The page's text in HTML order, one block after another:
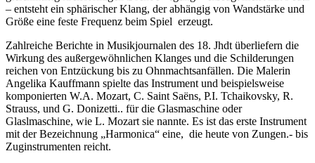
– entsteht ein sphärischer Klang, der abhängig von Wandstärke und
Größe eine feste Frequenz beim Spiel erzeugt.
Zahlreiche Berichte in Musikjournalen des 18. Jhdt überliefern die
Wirkung des außergewöhnlichen Klanges und die Schilderungen
reichen von Entzückung bis zu Ohnmachtsanfällen. Die Malerin
Angelika Kauffmann spielte das Instrument und beispielsweise
komponierten W.A. Mozart, C. Saint Saëns, P.I. Tchaikovsky, R.
Strauss, und G. Donizetti.. für die Glasmaschine oder
Glaslmaschine, wie L. Mozart sie nannte. Es ist das erste Instrument
mit der Bezeichnung „Harmonica“ eine, die heute von Zungen.- bis
Zuginstrumenten reicht.